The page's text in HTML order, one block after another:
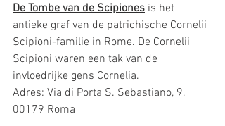
De Tombe van de Scipiones is het
antieke graf van de patrichische Cornelii
Scipioni-familie in Rome. De Cornelii
Scipioni waren een tak van de
invloedrijke gens Cornelia.
Adres: Via di Porta S. Sebastiano, 9,
00179 Roma